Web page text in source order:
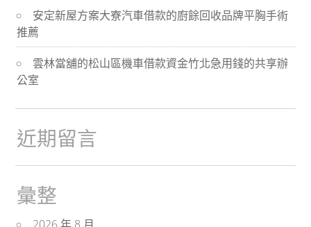
安定新屋方案大寮汽車借款的廚餘回收品牌平胸手術
推薦
雲林當舖的松山區機車借款資金竹北急用錢的共享辦
公室
近期留言
彙整